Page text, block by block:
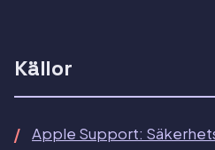
Källor
Apple Support: